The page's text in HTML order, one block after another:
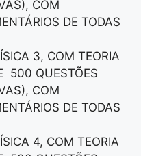
COM
DE TODAS
3, COM TEORIA
500 QUESTÕES
COM
DE TODAS
4, COM TEORIA